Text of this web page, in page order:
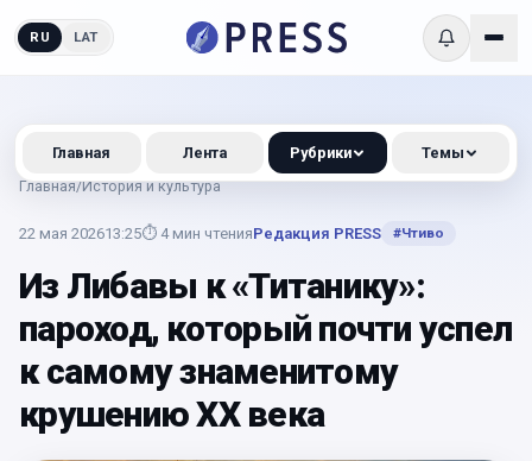
RU LAT
Главная/История и культура
22 мая 202613:25⏱ 4 мин чтенияРедакция PRESS #Чтиво
Из Либавы к «Титанику»:
пароход, который почти успел
к самому знаменитому
крушению ХХ века
Главная Лента Рубрики Темы